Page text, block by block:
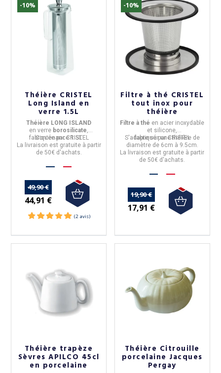
(1 avis)
-10%
Théière CRISTEL
Long Island en
verre 1.5L
Théière LONG ISLAND
enverre borosilicate,
fabriquée parCRISTEL
Contenance1.5L
La livraison est gratuite à partir
de 50€ d'achats.
49,90 €
44,91 €
-10%
Filtre à thé CRISTEL
tout inox pour
théière
Filtre à thé en acier inoxydable
et silicone,
fabriqué parCRISTEL
S'adapte sur une théière de
diamètre de 6cm à 9.5cm.
La livraison est gratuite à partir
de 50€ d'achats.
19,90 €
17,91 €
Théière trapèze
Sèvres APILCO 45cl
en porcelaine
Théière Citrouille
porcelaine Jacques
Pergay